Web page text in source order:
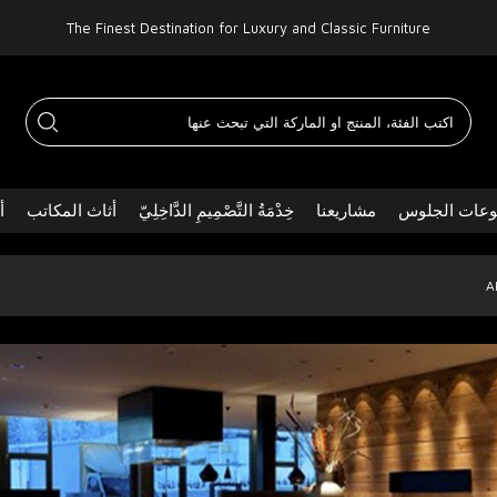
The Finest Destination for Luxury and Classic Furniture
الجلوس مشاريعنا خِدْمَةُ التَّصْمِيمِ الدَّاخِلِيّ أثاث المكاتب